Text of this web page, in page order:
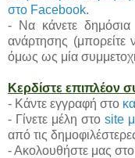
στο Facebook.
- Να κάνετε δημόσια
ανάρτησης (μπορείτε
όμως ως μία
Κερδίστε επιπλέον
- Κάντε εγγραφή στο
- Γίνετε μέλη στοsite
από τις
- Ακολουθήστε μας στο